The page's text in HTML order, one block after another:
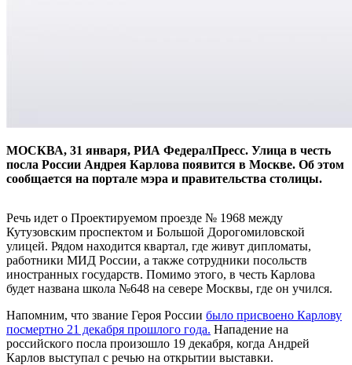
МОСКВА, 31 января, РИА ФедералПресс. Улица в честь
посла России Андрея Карлова появится в Москве. Об этом
сообщается на портале мэра и правительства столицы.
Речь идет о Проектируемом проезде № 1968 между
Кутузовским проспектом и Большой Дорогомиловской
улицей. Рядом находится квартал, где живут дипломаты,
работники МИД России, а также сотрудники посольств
иностранных государств. Помимо этого, в честь Карлова
будет названа школа №648 на севере Москвы, где он учился.
Напомним, что звание Героя России было присвоено Карлову
посмертно 21 декабря прошлого года. Нападение на
российского посла произошло 19 декабря, когда Андрей
Карлов выступал с речью на открытии выставки.